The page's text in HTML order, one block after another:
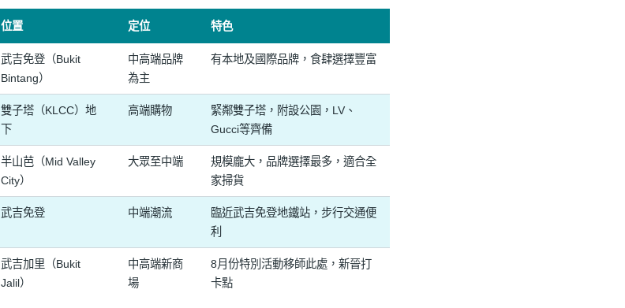
位置 定位 特色
武吉免登（Bukit
Bintang）
中高端品牌
為主
有本地及國際品牌，食肆選擇豐富
雙子塔（KLCC）地
下
高端購物
緊鄰雙子塔，附設公園，LV、
Gucci等齊備
半山芭（Mid Valley
City）
大眾至中端
規模龐大，品牌選擇最多，適合全
家掃貨
武吉免登 中端潮流
臨近武吉免登地鐵站，步行交通便
利
武吉加里（Bukit
Jalil）
中高端新商
場
8月份特別活動移師此處，新晉打
卡點